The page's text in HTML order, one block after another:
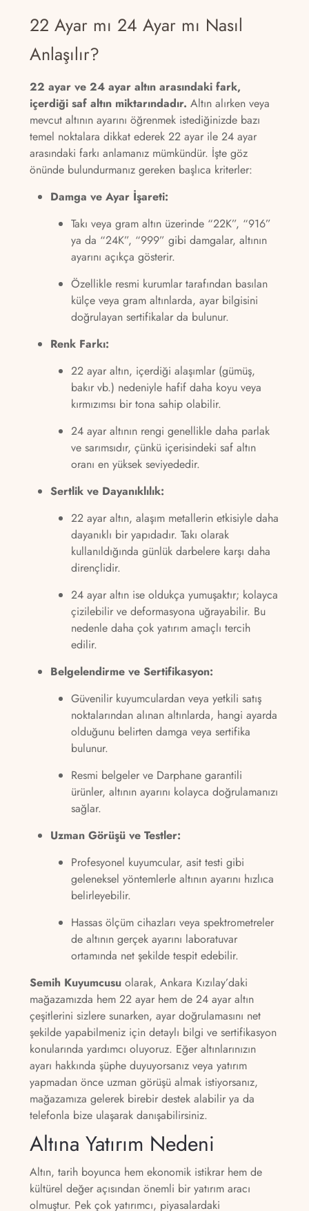
22 Ayar mı 24 Ayar mı Nasıl
Anlaşılır?
22 ayar ve 24 ayar altın arasındaki fark,
içerdiği saf altın miktarındadır. Altın alırken veya
mevcut altının ayarını öğrenmek istediğinizde bazı
temel noktalara dikkat ederek 22 ayar ile 24 ayar
arasındaki farkı anlamanız mümkündür. İşte göz
önünde bulundurmanız gereken başlıca kriterler:
Damga ve Ayar İşareti:
Takı veya gram altın üzerinde “22K”, “916”
ya da “24K”, “999” gibi damgalar, altının
ayarını açıkça gösterir.
Özellikle resmi kurumlar tarafından basılan
külçe veya gram altınlarda, ayar bilgisini
doğrulayan sertifikalar da bulunur.
Renk Farkı:
22 ayar altın, içerdiği alaşımlar (gümüş,
bakır vb.) nedeniyle hafif daha koyu veya
kırmızımsı bir tona sahip olabilir.
24 ayar altının rengi genellikle daha parlak
ve sarımsıdır, çünkü içerisindeki saf altın
oranı en yüksek seviyededir.
Sertlik ve Dayanıklılık:
22 ayar altın, alaşım metallerin etkisiyle daha
dayanıklı bir yapıdadır. Takı olarak
kullanıldığında günlük darbelere karşı daha
dirençlidir.
24 ayar altın ise oldukça yumuşaktır; kolayca
çizilebilir ve deformasyona uğrayabilir. Bu
nedenle daha çok yatırım amaçlı tercih
edilir.
Belgelendirme ve Sertifikasyon:
Güvenilir kuyumculardan veya yetkili satış
noktalarından alınan altınlarda, hangi ayarda
olduğunu belirten damga veya sertifika
bulunur.
Resmi belgeler ve Darphane garantili
ürünler, altının ayarını kolayca doğrulamanızı
sağlar.
Uzman Görüşü ve Testler:
Profesyonel kuyumcular, asit testi gibi
geleneksel yöntemlerle altının ayarını hızlıca
belirleyebilir.
Hassas ölçüm cihazları veya spektrometreler
de altının gerçek ayarını laboratuvar
ortamında net şekilde tespit edebilir.
Semih Kuyumcusu olarak, Ankara Kızılay’daki
mağazamızda hem 22 ayar hem de 24 ayar altın
çeşitlerini sizlere sunarken, ayar doğrulamasını net
şekilde yapabilmeniz için detaylı bilgi ve sertifikasyon
konularında yardımcı oluyoruz. Eğer altınlarınızın
ayarı hakkında şüphe duyuyorsanız veya yatırım
yapmadan önce uzman görüşü almak istiyorsanız,
mağazamıza gelerek birebir destek alabilir ya da
telefonla bize ulaşarak danışabilirsiniz.
Altına Yatırım Nedeni
Altın, tarih boyunca hem ekonomik istikrar hem de
kültürel değer açısından önemli bir yatırım aracı
olmuştur. Pek çok yatırımcı, piyasalardaki